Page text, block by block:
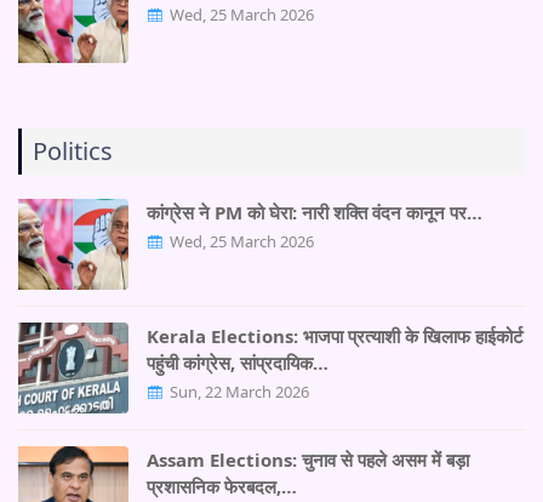
Wed, 25 March 2026
Politics
कांग्रेस ने PM को घेरा: नारी शक्ति वंदन कानून पर…
Wed, 25 March 2026
Kerala Elections: भाजपा प्रत्याशी के खिलाफ हाईकोर्ट
पहुंची कांग्रेस, सांप्रदायिक…
Sun, 22 March 2026
Assam Elections: चुनाव से पहले असम में बड़ा
प्रशासनिक फेरबदल,…